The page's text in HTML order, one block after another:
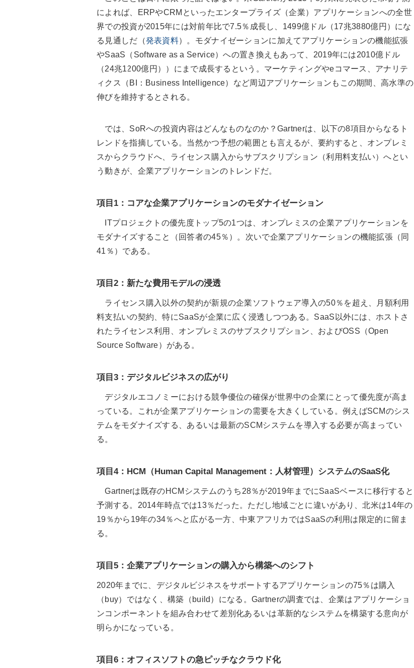
によれば、ERPやCRMといったエンタープライズ（企業）アプリケーションへの全世
界での投資が2015年には対前年比で7.5％成長し、1499億ドル（17兆3880億円）にな
る見通しだ（発表資料）。モダナイゼーションに加えてアプリケーションの機能拡張
やSaaS（Software as a Service）への置き換えもあって、2019年には2010億ドル
（24兆1200億円））にまで成長するという。マーケティングやeコマース、アナリテ
ィクス（BI：Business Intelligence）など周辺アプリケーションもこの期間、高水準の
伸びを維持するとされる。
では、SoRへの投資内容はどんなものなのか？Gartnerは、以下の8項目からなるト
レンドを指摘している。当然かつ予想の範囲とも言えるが、要約すると、オンプレミ
スからクラウドへ、ライセンス購入からサブスクリプション（利用料支払い）へとい
う動きが、企業アプリケーションのトレンドだ。
項目1：コアな企業アプリケーションのモダナイゼーション
ITプロジェクトの優先度トップ5の1つは、オンプレミスの企業アプリケーションを
モダナイズすること（回答者の45％）。次いで企業アプリケーションの機能拡張（同
41％）である。
項目2：新たな費用モデルの浸透
ライセンス購入以外の契約が新規の企業ソフトウェア導入の50％を超え、月額利用
料支払いの契約、特にSaaSが企業に広く浸透しつつある。SaaS以外には、ホストさ
れたライセンス利用、オンプレミスのサブスクリプション、およびOSS（Open
Source Software）がある。
項目3：デジタルビジネスの広がり
デジタルエコノミーにおける競争優位の確保が世界中の企業にとって優先度が高ま
っている。これが企業アプリケーションの需要を大きくしている。例えばSCMのシス
テムをモダナイズする、あるいは最新のSCMシステムを導入する必要が高まってい
る。
項目4：HCM（Human Capital Management：人材管理）システムのSaaS化
Gartnerは既存のHCMシステムのうち28％が2019年までにSaaSベースに移行すると
予測する。2014年時点では13％だった。ただし地域ごとに違いがあり、北米は14年の
19％から19年の34％へと広がる一方、中東アフリカではSaaSの利用は限定的に留ま
る。
項目5：企業アプリケーションの購入から構築へのシフト
2020年までに、デジタルビジネスをサポートするアプリケーションの75％は購入
（buy）ではなく、構築（build）になる。Gartnerの調査では、企業はアプリケーショ
ンコンポーネントを組み合わせて差別化あるいは革新的なシステムを構築する意向が
明らかになっている。
項目6：オフィスソフトの急ピッチなクラウド化